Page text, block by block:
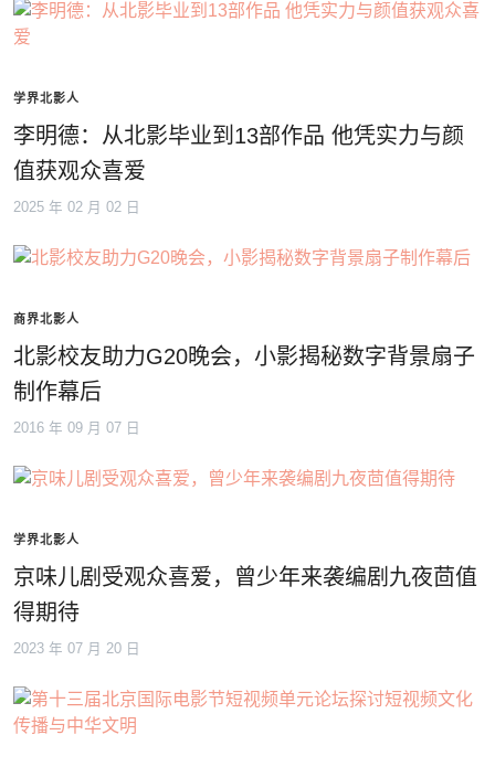
学界北影人
李明德：从北影毕业到13部作品 他凭实力与颜
值获观众喜爱
2025 年 02 月 02 日
商界北影人
北影校友助力G20晚会，小影揭秘数字背景扇子
制作幕后
2016 年 09 月 07 日
学界北影人
京味儿剧受观众喜爱，曾少年来袭编剧九夜茴值
得期待
2023 年 07 月 20 日